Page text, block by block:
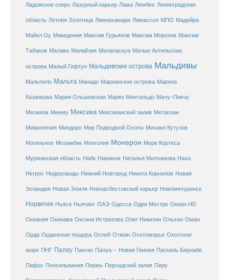
Ладожское озеро Лазурный карьер Лама Лембех Ленинградская
область Летняя Золотица Лиинахамари Лимассол МПО Мадейра
Майкл Оу Македония Максим Гурьянов Максим Морозов Максим
Табаков Малави Малайзия Малапаскуа Малые Антильские
острова Малый Гифтун Мальдивские острова Мальдивы
Мальпело Мальта Манадо Марианские острова Марина
Казанкова Мария Ольшевская Марко Монтальдо Мачу-Пикчу
Меганом Меему Мексика Мексиканский залив Метаскан
Микронезия Миндоро Мир Подводной Охоты Михаил Кутузов
Могильное Мозамбик Монголия Монерон Море Кортеса
Мурманская область Набк Навиком Наталья Молчанова Наха
Негрос Нидерланды Нижний Новгород Никита Корнилов Новая
Зеландия Новая Земля Новоасбестовский карьер Новомичуринск
Норвегия Ньяса Ньячанг ОАЭ Одесса Одри Местре Океан HD
Океания Окинава Оксана Истратова Олег Никитин Ольхон Оман
Орда Ординская пещера Ослоб Отман Охотоморье Охотское
море ПНГ Палау Панган Папуа – Новая Гвинея Паскаль Бернабе
Пафос Пенсильвания Пермь Персидский залив Перу